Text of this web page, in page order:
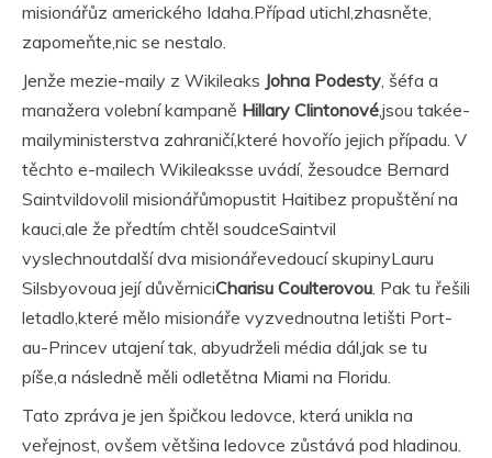
misionářůz amerického Idaha.Případ utichl,zhasněte,
zapomeňte,nic se nestalo.
Jenže mezie-maily z Wikileaks Johna Podesty, šéfa a
manažera volební kampaně Hillary Clintonové,jsou takée-
mailyministerstva zahraničí,které hovořío jejich případu. V
těchto e-mailech Wikileaksse uvádí, žesoudce Bernard
Saintvildovolil misionářůmopustit Haitibez propuštění na
kauci,ale že předtím chtěl soudceSaintvil
vyslechnoutdalší dva misionářevedoucí skupinyLauru
Silsbyovoua její důvěrniciCharisu Coulterovou. Pak tu řešili
letadlo,které mělo misionáře vyzvednoutna letišti Port-
au-Princev utajení tak, abyudrželi média dál,jak se tu
píše,a následně měli odletětna Miami na Floridu.
Tato zpráva je jen špičkou ledovce, která unikla na
veřejnost, ovšem většina ledovce zůstává pod hladinou.